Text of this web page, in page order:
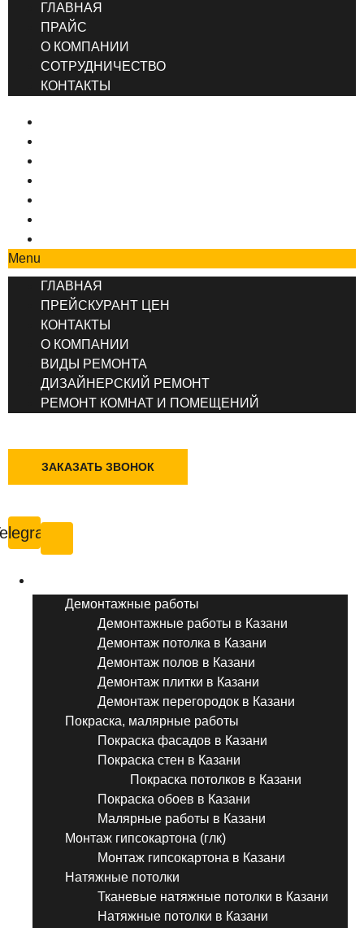
ГЛАВНАЯ
ПРАЙС
О КОМПАНИИ
СОТРУДНИЧЕСТВО
КОНТАКТЫ
Menu
ГЛАВНАЯ
ПРЕЙСКУРАНТ ЦЕН
КОНТАКТЫ
О КОМПАНИИ
ВИДЫ РЕМОНТА
ДИЗАЙНЕРСКИЙ РЕМОНТ
РЕМОНТ КОМНАТ И ПОМЕЩЕНИЙ
ЗАКАЗАТЬ ЗВОНОК
Демонтажные работы
Демонтажные работы в Казани
Демонтаж потолка в Казани
Демонтаж полов в Казани
Демонтаж плитки в Казани
Демонтаж перегородок в Казани
Покраска, малярные работы
Покраска фасадов в Казани
Покраска стен в Казани
Покраска потолков в Казани
Покраска обоев в Казани
Малярные работы в Казани
Монтаж гипсокартона (глк)
Монтаж гипсокартона в Казани
Натяжные потолки
Тканевые натяжные потолки в Казани
Натяжные потолки в Казани